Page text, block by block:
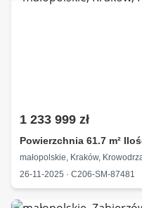
1 233 999 zł
Powierzchnia 61.7 m²
małopolskie, Kraków,
26-11-2025 · C206-SM-87481